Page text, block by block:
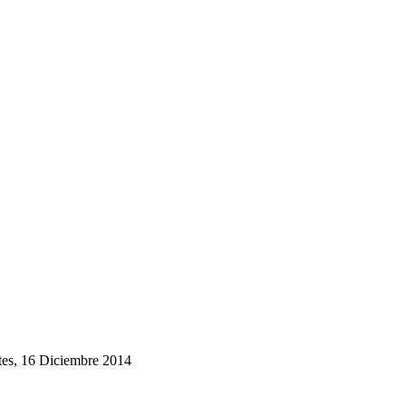
16 Diciembre 2014